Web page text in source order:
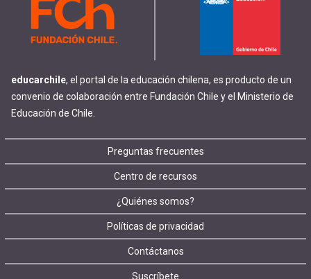
educarchile, el portal de la educación chilena, es producto de un
convenio de colaboración entre Fundación Chile y el Ministerio de
Educación de Chile.
Footer
menu
Preguntas frecuentes
Centro de recursos
¿Quiénes somos?
Políticas de privacidad
Contáctanos
Suscríbete